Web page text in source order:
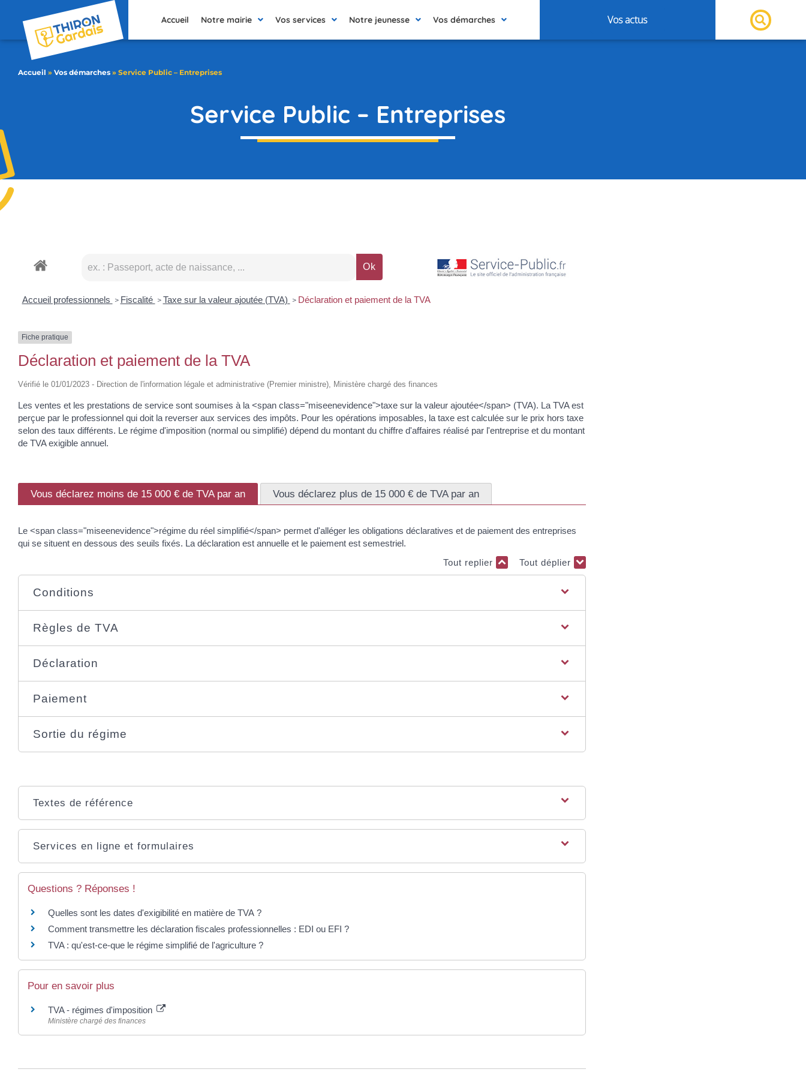
Accueil Notre mairie Vos services Notre jeunesse Vos démarches Vos actus
Accueil » Vos démarches » Service Public – Entreprises
Service Public – Entreprises
Accueil professionnels > Fiscalité > Taxe sur la valeur ajoutée (TVA) > Déclaration et paiement de la TVA
Fiche pratique
Déclaration et paiement de la TVA
Vérifié le 01/01/2023 - Direction de l'information légale et administrative (Premier ministre), Ministère chargé des finances
Les ventes et les prestations de service sont soumises à la <span class="miseenevidence">taxe sur la valeur ajoutée</span> (TVA). La TVA est
perçue par le professionnel qui doit la reverser aux services des impôts. Pour les opérations imposables, la taxe est calculée sur le prix hors taxe
selon des taux différents. Le régime d'imposition (normal ou simplifié) dépend du montant du chiffre d'affaires réalisé par l'entreprise et du montant
de TVA exigible annuel.
Vous déclarez moins de 15 000 € de TVA par an Vous déclarez plus de 15 000 € de TVA par an
Le <span class="miseenevidence">régime du réel simplifié</span> permet d'alléger les obligations déclaratives et de paiement des entreprises
qui se situent en dessous des seuils fixés. La déclaration est annuelle et le paiement est semestriel.
Tout replier
Tout déplier
Conditions
Règles de TVA
Déclaration
Paiement
Sortie du régime
Textes de référence
Services en ligne et formulaires
Questions ? Réponses !
Quelles sont les dates d'exigibilité en matière de TVA ?
Comment transmettre les déclaration fiscales professionnelles : EDI ou EFI ?
TVA : qu'est-ce-que le régime simplifié de l'agriculture ?
Pour en savoir plus
TVA - régimes d'imposition
Ministère chargé des finances